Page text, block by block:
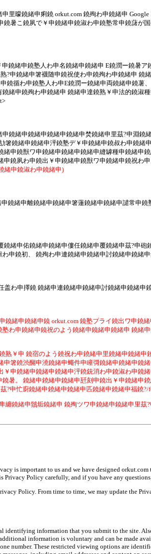
曚鐃緒申痢鐃 orkut.com 鐃殉わ申鐃緒申
暑こ鐃夙で￥申鐃緒申鐃淑わ申鐃塾常申鐃藷が
鐃緒申鐃塾人わ申名鐃緒申鐃緒申 E鐃潤ー鐃暑
申鐃緒申箸襪随申鐃祝使わ申鐃殉わ申鐃緒申
循わ申鐃塾人わ申E鐃潤ー鐃緒申両鐃緒申鐃薯
緒申鐃殉わ申鐃緒申 鐃緒申達鐃熟￥申法的鐃淑
鐃緒申鐃緒申鐃緒申鐃緒申焚鐃緒申里茲?申淵
鐃緒申鐃緒申泙鐃塾デ￥申鐃緒申鐃叔わ申鐃
申鐃獣ワ申鐃緒申鐃緒申鐃緒申縫罅種申鐃緒申
鐃夙わ申鐃出￥申鐃緒申鐃獣ワ申鐃緒申鐃祝わ
緒申鐃淑わ申鐃緒申)
鐃緒申離鐃緒申鐃緒申箸蓮鐃緒申鐃緒申譴常申
緒申佑鐃緒申鐃緒申僂任鐃緒申覆鐃緒申茲?申
申鐃初、 鐃殉わ申連鐃緒申鐃緒申討鐃緒申鐃緒
わ申擇鐃 鐃緒申連鐃緒申鐃緒申討鐃緒申鐃緒申
緒申鐃緒申鐃 orkut.com 鐃塾プライ鐃出ワ申鐃
わ申鐃緒申鐃祝のよう鐃緒申鐃緒申鐃緒申 鐃緒
￥申 鐃宿のよう鐃祝わ申鐃緒申里鐃緒申鐃緒
箸鐃渋醐申澆鐃緒申蠅件申瞳彁鐃緒申鐃緒申鐃
申鐃緒申鐃緒申鐃緒申泙鐃銃消わ申鐃淑わ申鐃
暑。 鐃緒申鐃緒申鐃緒申瓩刻申鐃出￥申鐃緒申
?申忙廚鐃緒申鐃緒申鐃緒申匹鐃緒申鐃緒申福鐃?/
鐃緒申鬚垢鐃緒申 鐃殉ツワ申鐃緒申鐃緒申里
is important to us and we have designed
Policy carefully, and if you have any
Policy. From time to time, we may update the
identifying information that you submit to the site.
information is voluntary and can be made
number. These restricted viewing options are